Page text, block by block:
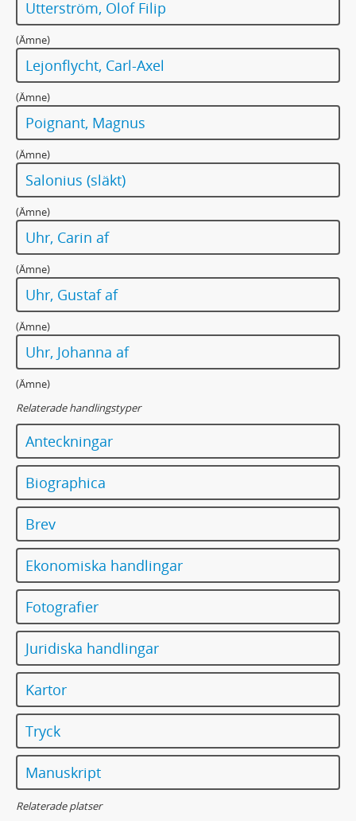
Utterström, Olof Filip
(Ämne)
Lejonflycht, Carl-Axel
(Ämne)
Poignant, Magnus
(Ämne)
Salonius (släkt)
(Ämne)
Uhr, Carin af
(Ämne)
Uhr, Gustaf af
(Ämne)
Uhr, Johanna af
(Ämne)
Relaterade handlingstyper
Anteckningar
Biographica
Brev
Ekonomiska handlingar
Fotografier
Juridiska handlingar
Kartor
Tryck
Manuskript
Relaterade platser